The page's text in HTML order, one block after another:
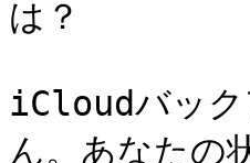
は？
iCloudバック
ん。あなたの